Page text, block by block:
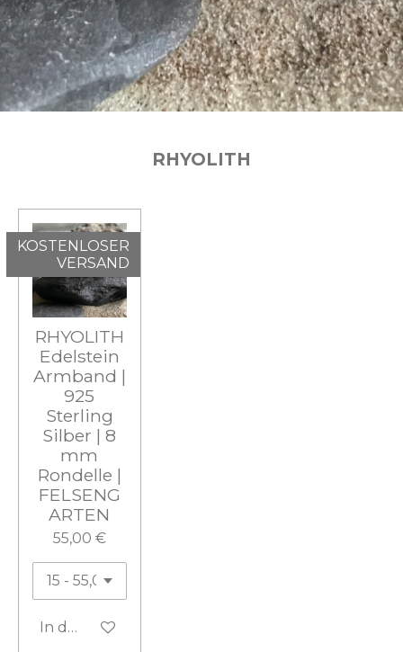
RHYOLITH
KOSTENLOSER
VERSAND
RHYOLITH
Edelstein
Armband |
925
Sterling
Silber | 8
mm
Rondelle |
FELSENG
ARTEN
55,00 €
In den Warenkorb